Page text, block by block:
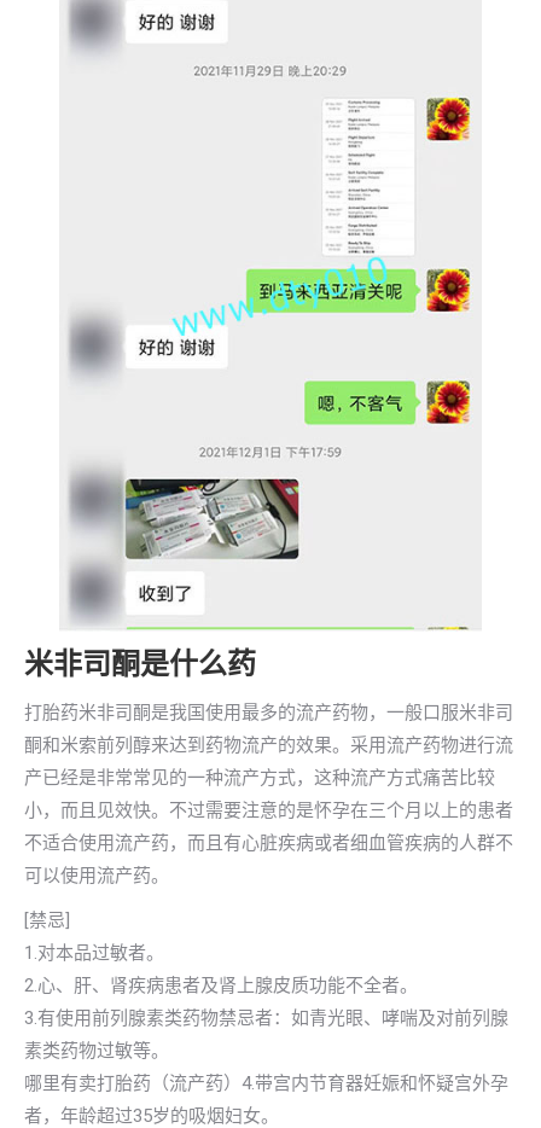
米非司酮是什么药
打胎药米非司酮是我国使用最多的流产药物，一般口服米非司
酮和米索前列醇来达到药物流产的效果。采用流产药物进行流
产已经是非常常见的一种流产方式，这种流产方式痛苦比较
小，而且见效快。不过需要注意的是怀孕在三个月以上的患者
不适合使用流产药，而且有心脏疾病或者细血管疾病的人群不
可以使用流产药。
[禁忌]
1.对本品过敏者。
2.心、肝、肾疾病患者及肾上腺皮质功能不全者。
3.有使用前列腺素类药物禁忌者：如青光眼、哮喘及对前列腺
素类药物过敏等。
哪里有卖打胎药（流产药）4.带宫内节育器妊娠和怀疑宫外孕
者，年龄超过35岁的吸烟妇女。